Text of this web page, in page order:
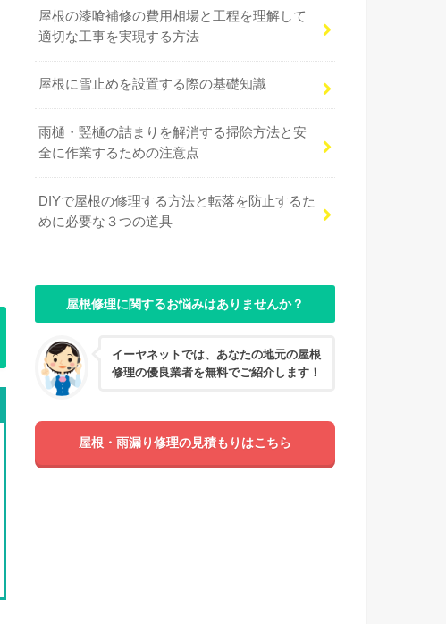
屋根の漆喰補修の費用相場と工程を理解して
適切な工事を実現する方法
屋根に雪止めを設置する際の基礎知識
雨樋・竪樋の詰まりを解消する掃除方法と安
全に作業するための注意点
DIYで屋根の修理する方法と転落を防止するた
めに必要な３つの道具
屋根修理に関するお悩みはありませんか？
イーヤネットでは、あなたの地元の屋根
修理の優良業者を無料でご紹介します！
屋根・雨漏り修理の見積もりはこちら